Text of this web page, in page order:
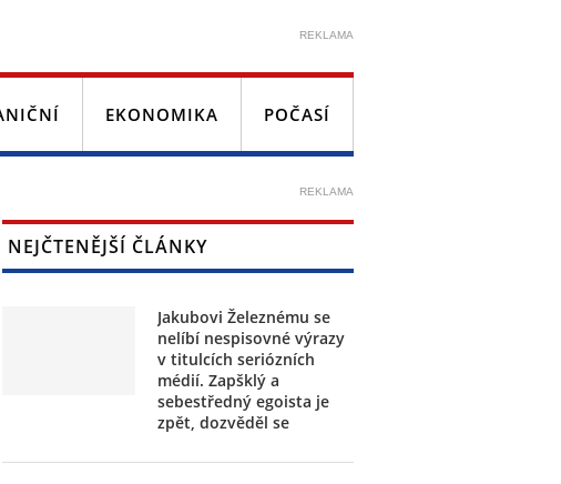
REKLAMA
EKONOMIKA POČASÍ
REKLAMA
NEJČTENĚJŠÍ ČLÁNKY
Jakubovi Železnému se
nelíbí nespisovné výrazy
v titulcích seriózních
médií. Zapšklý a
sebestředný egoista je
zpět, dozvěděl se